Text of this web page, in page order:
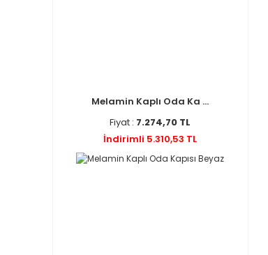
Melamin Kaplı Oda Ka ...
Fiyat : 7.274,70 TL
İndirimli 5.310,53 TL